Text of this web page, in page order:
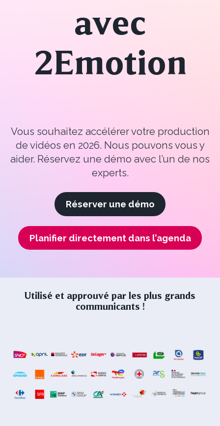
avec
2Emotion
Vous souhaitez accélérer votre production
de vidéos en 2026. Nous pouvons vous y
aider. Réservez une démo avec l’un de nos
experts.
Réserver une démo
Planifier directement dans l’agenda
Utilisé et approuvé par les plus grands
communicants !